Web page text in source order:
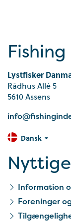
Lystfisker
Rådhus Allé 5
5610 Assens
Dansk
Information
Foreninger